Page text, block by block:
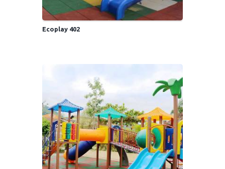
Ecoplay 402